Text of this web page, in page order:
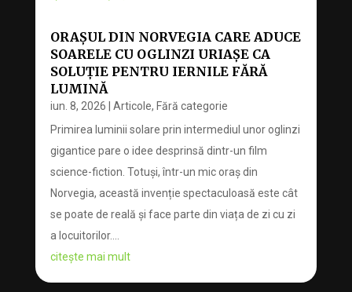
ORAȘUL DIN NORVEGIA CARE ADUCE
SOARELE CU OGLINZI URIAȘE CA
SOLUȚIE PENTRU IERNILE FĂRĂ
LUMINĂ
iun. 8, 2026 | Articole, Fără categorie
Primirea luminii solare prin intermediul unor oglinzi
gigantice pare o idee desprinsă dintr-un film
science-fiction. Totuși, într-un mic oraș din
Norvegia, această invenție spectaculoasă este cât
se poate de reală și face parte din viața de zi cu zi
a locuitorilor....
citește mai mult